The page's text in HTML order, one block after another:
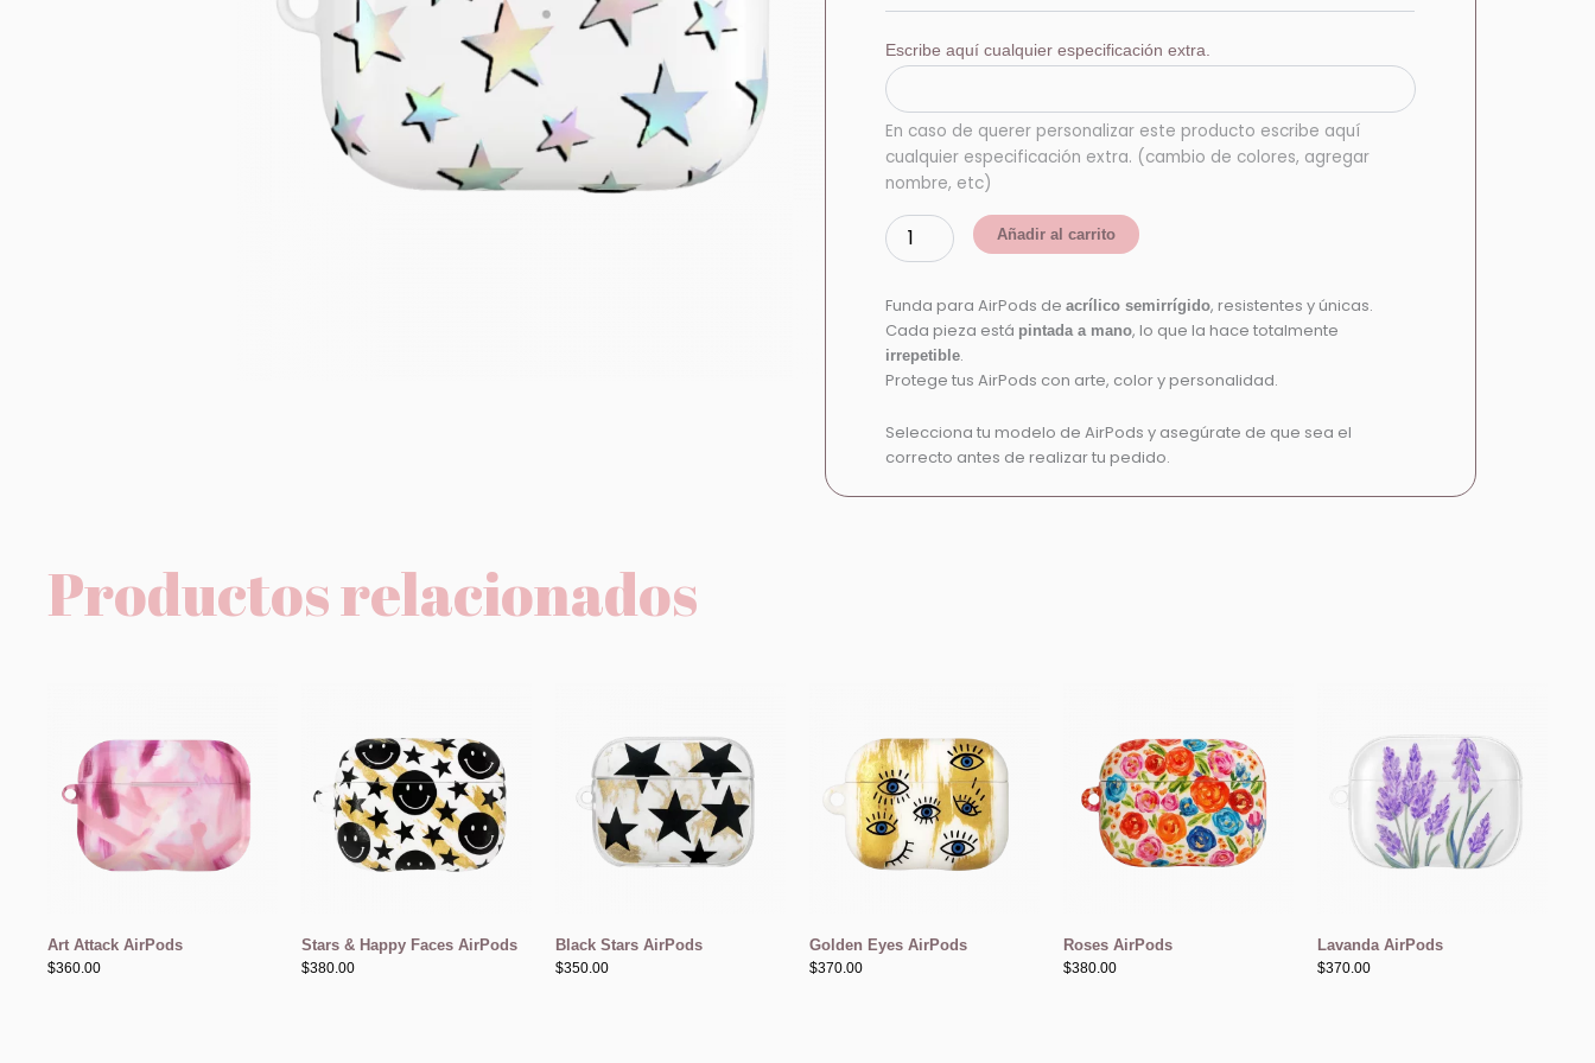
Escribe aquí cualquier especificación extra.
En caso de querer personalizar este producto escribe aquí
cualquier especificación extra. (cambio de colores, agregar
nombre, etc)
Añadir al carrito
Funda para AirPods deacrílico semirrígido, resistentes y únicas.
Cada pieza está pintada a mano, lo que la hace totalmente
irrepetible.
Protege tus AirPods con arte, color y personalidad.
Selecciona tu modelo de AirPods y asegúrate de que sea el
correcto antes de realizar tu pedido.
Productos relacionados
Art Attack AirPods
$360.00
Stars & Happy Faces AirPods
$380.00
Black Stars AirPods
$350.00
Golden Eyes AirPods
$370.00
Roses AirPods
$380.00
Lavanda AirPods
$370.00